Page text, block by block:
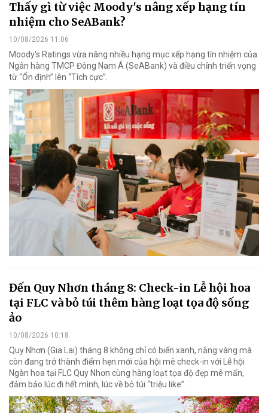
Thấy gì từ việc Moody's nâng xếp hạng tín
nhiệm cho SeABank?
10/08/2026 11:06
Moody's Ratings vừa nâng nhiều hạng mục xếp hạng tín nhiệm của
Ngân hàng TMCP Đông Nam Á (SeABank) và điều chỉnh triển vọng
từ “Ổn định” lên “Tích cực”.
Đến Quy Nhơn tháng 8: Check-in Lễ hội hoa
tại FLC và bỏ túi thêm hàng loạt tọa độ sống
ảo
10/08/2026 10:18
Quy Nhơn (Gia Lai) tháng 8 không chỉ có biển xanh, nắng vàng mà
còn đang trở thành điểm hẹn mới của hội mê check-in với Lễ hội
Ngàn hoa tại FLC Quy Nhơn cùng hàng loạt tọa độ đẹp mê mẩn,
đảm bảo lúc đi hết mình, lúc về bỏ túi “triệu like”.